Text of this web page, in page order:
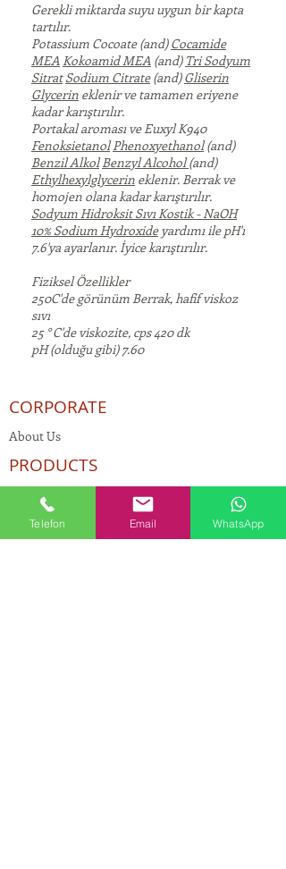
Gerekli miktarda suyu uygun bir kapta
tartılır.
Potassium Cocoate (and)Cocamide
MEA Kokoamid MEA (and) Tri Sodyum
Sitrat Sodium Citrate(and)Gliserin
Glycerin eklenir ve tamamen eriyene
kadar karıştırılır.
Portakal aroması ve Euxyl K940
Fenoksietanol Phenoxyethanol(and)
Benzil Alkol Benzyl Alcohol(and)
Ethylhexylglycerin eklenir. Berrak ve
homojen olana kadar karıştırılır.
Sodyum Hidroksit Sıvı Kostik - NaOH
10% Sodium Hydroxideyardımı ile pH'ı
7.6'ya ayarlanır. İyice karıştırılır.
Fiziksel Özellikler
250C'de görünüm Berrak, hafif viskoz
sıvı
25 ° C'de viskozite, cps 420 dk
pH (olduğu gibi) 7.60
CORPORATE
About Us
PRODUCTS
Cosmetic and Detergent Chemicals
Human Resources
Telefon Email WhatsApp